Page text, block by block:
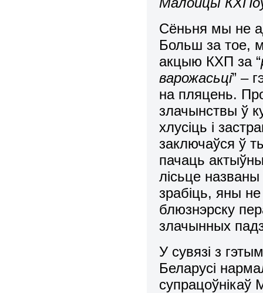
Сёньня мы не
Больш за тое,
акцыю КХП за “
варожасьці” –
на пляцень.
злачынствы ў
хлусіць і
заключаўся ў
пачаць
лісьце
зрабіць, яны не
блюзнэрску
злачынных
У сувязі з
Беларусі
супрацоўнікаў